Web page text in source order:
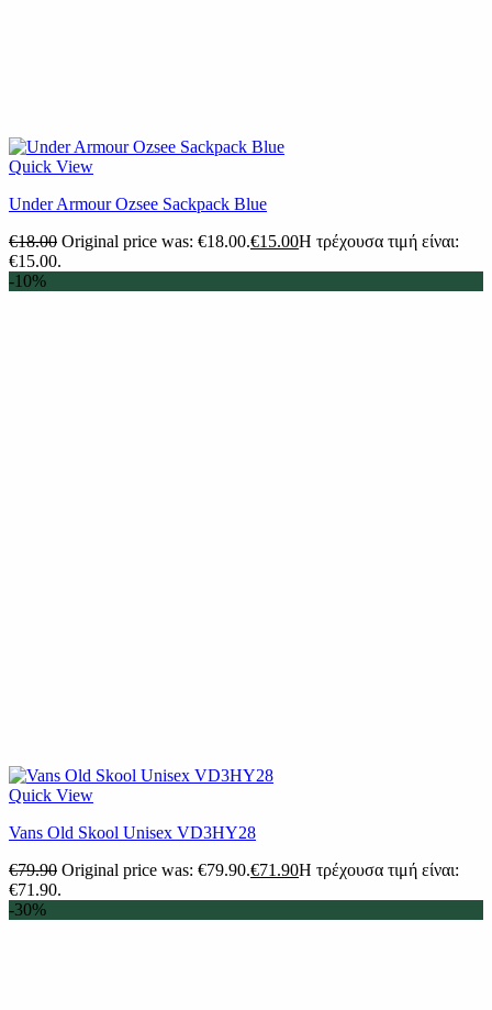
Quick View
Under Armour Ozsee Sackpack Blue
€18.00 Original price was: €18.00.€15.00Η τρέχουσα τιμή είναι:
€15.00.
-10%
Quick View
Vans Old Skool Unisex VD3HY28
€79.90 Original price was: €79.90.€71.90Η τρέχουσα τιμή είναι:
€71.90.
-30%